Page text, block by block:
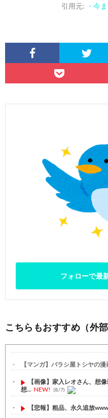
引用元: ・今
フォローで最
こちらもおすすめ（外部
【マンガ】バラシ屋トシヤの
【画像】家入レオさん、想
想... NEW! (8/7)
【悲報】粗品、永久追放